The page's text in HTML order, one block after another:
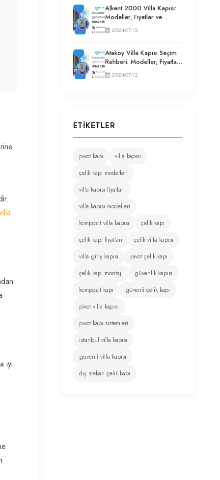
iyi
Alkent 2000 Villa Kapısı:
Modeller, Fiyatlar ve
Uzman Seçim Rehberi
2024-07-12
Ataköy Villa Kapısı Seçim
Rehberi: Modeller, Fiyatlar
ve Uzman Tavsiyeleri
2024-07-12
ETIKETLER
pivot kapı
villa kapısı
çelik kapı modelleri
villa kapısı fiyatları
villa kapısı modelleri
kompozit villa kapısı
çelik kapı
çelik kapı fiyatları
çelik villa kapısı
villa giriş kapısı
pivot çelik kapı
çelik kapı montajı
güvenlik kapısı
kompozit kapı
güvenli çelik kapı
pivot villa kapısı
pivot kapı sistemleri
istanbul villa kapısı
güvenli villa kapısı
dış mekan çelik kapı